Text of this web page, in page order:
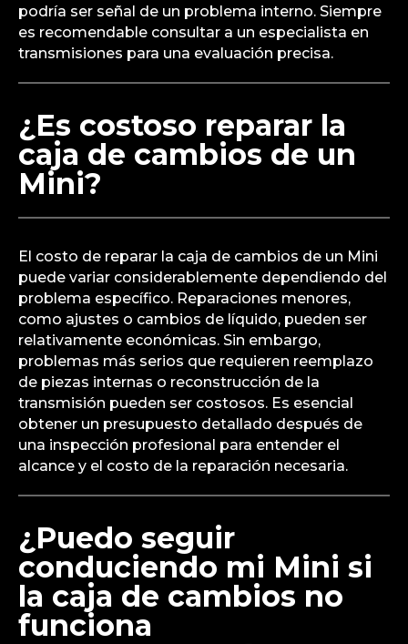
podría ser señal de un problema interno. Siempre
es recomendable consultar a un especialista en
transmisiones para una evaluación precisa.
¿Es costoso reparar la
caja de cambios de un
Mini?
El costo de reparar la caja de cambios de un Mini
puede variar considerablemente dependiendo del
problema específico. Reparaciones menores,
como ajustes o cambios de líquido, pueden ser
relativamente económicas. Sin embargo,
problemas más serios que requieren reemplazo
de piezas internas o reconstrucción de la
transmisión pueden ser costosos. Es esencial
obtener un presupuesto detallado después de
una inspección profesional para entender el
alcance y el costo de la reparación necesaria.
¿Puedo seguir
conduciendo mi Mini si
la caja de cambios no
funciona